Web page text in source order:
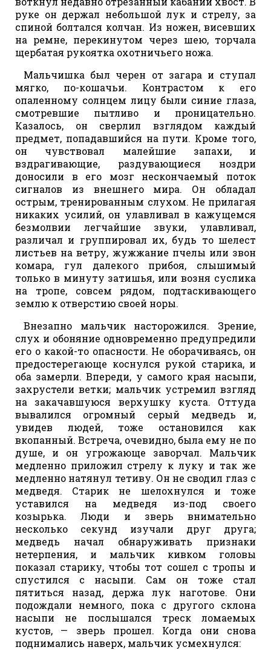
руке он держал небольшой лук и стрелу, за
спиной болтался колчан. Из ножен, висевших
на ремне, перекинутом через шею, торчала
щербатая рукоятка охотничьего ножа.
Мальчишка был черен от загара и ступал
мягко, по-кошачьи. Контрастом к его
опаленному солнцем лицу были синие глаза,
смотревшие пытливо и проницательно.
Казалось, он сверлил взглядом каждый
предмет, попадавшийся на пути. Кроме того,
он чувствовал малейшие запахи, и
вздрагивающие, раздувающиеся ноздри
доносили в его мозг нескончаемый поток
сигналов из внешнего мира. Он обладал
острым, тренированным слухом. Не прилагая
никаких усилий, он улавливал в кажущемся
безмолвии легчайшие звуки, улавливал,
различал и группировал их, будь то шелест
листьев на ветру, жужжание пчелы или звон
комара, гул далекого прибоя, слышимый
только в минуту затишья, или возня суслика
на тропе, совсем рядом, подтаскивающего
землю к отверстию своей норы.
Внезапно мальчик насторожился. Зрение,
слух и обоняние одновременно предупредили
его о какой-то опасности. Не оборачиваясь, он
предостерегающе коснулся рукой старика, и
оба замерли. Впереди, у самого края насыпи,
захрустели ветки; мальчик устремил взгляд
на закачавшуюся верхушку куста. Оттуда
вывалился огромный серый медведь и,
увидев людей, тоже остановился как
вкопанный. Встреча, очевидно, была ему не по
душе, и он угрожающе заворчал. Мальчик
медленно приложил стрелу к луку и так же
медленно натянул тетиву. Он не сводил глаз с
медведя. Старик не шелохнулся и тоже
уставился на медведя из-под своего
козырька. Люди и зверь внимательно
несколько секунд изучали друг друга;
медведь начал обнаруживать признаки
нетерпения, и мальчик кивком головы
показал старику, чтобы тот сошел с тропы и
спустился с насыпи. Сам он тоже стал
пятиться назад, держа лук наготове. Они
подождали немного, пока с другого склона
насыпи не послышался треск ломаемых
кустов, — зверь прошел. Когда они снова
поднимались наверх, мальчик усмехнулся: